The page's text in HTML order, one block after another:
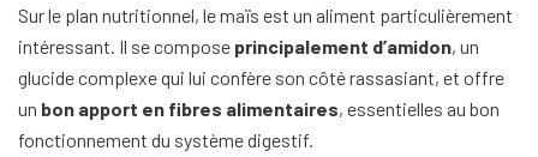
Sur le plan nutritionnel, le maïs est un aliment particulièrement
intéressant. Il se compose principalement d’amidon, un
glucide complexe qui lui confère son côté rassasiant, et offre
un bon apport en fibres alimentaires, essentielles au bon
fonctionnement du système digestif.